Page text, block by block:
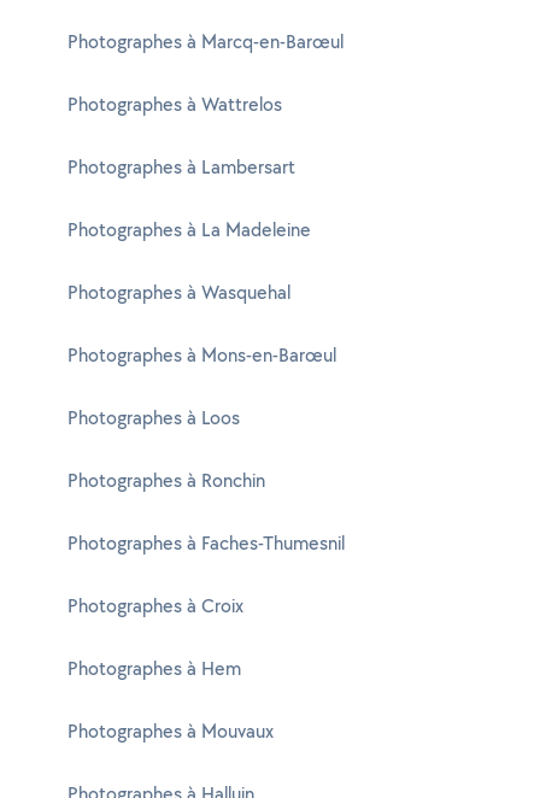
Photographes à Marcq-en-Barœul
Photographes à Wattrelos
Photographes à Lambersart
Photographes à La Madeleine
Photographes à Wasquehal
Photographes à Mons-en-Barœul
Photographes à Loos
Photographes à Ronchin
Photographes à Faches-Thumesnil
Photographes à Croix
Photographes à Hem
Photographes à Mouvaux